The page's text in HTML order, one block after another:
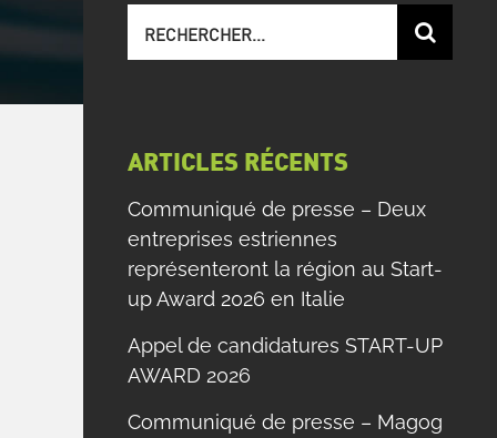
sur
ARTICLES RÉCENTS
Communiqué de presse – Deux
entreprises estriennes
représenteront la région au Start-
up Award 2026 en Italie
Appel de candidatures START-UP
AWARD 2026
Communiqué de presse – Magog